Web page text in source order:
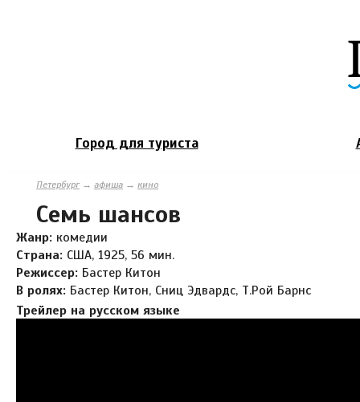
Город для туриста
Петербург→ афиша → кино
Семь шансов
Жанр: комедии
Страна: США, 1925, 56 мин.
Режиссер: Бастер Китон
В ролях: Бастер Китон, Сниц Эдвардс, Т.Рой Барнс
Трейлер на русском языке